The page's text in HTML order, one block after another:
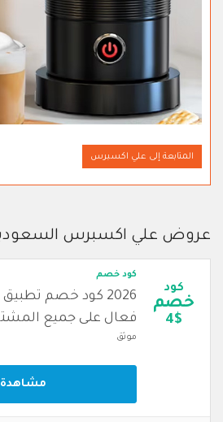
المتابعة إلى علي اكسبرس
عروض علي اكسبرس
كود
خصم
4$
كود خصم
2026 كود خصم
فعال على جميع
موثق
مشاهدة